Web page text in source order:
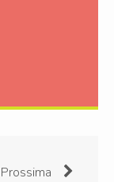
Prossima